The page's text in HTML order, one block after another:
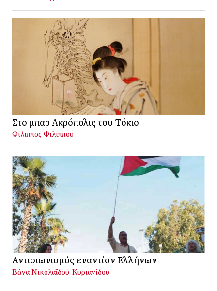
Στο μπαρ Ακρόπολις του Τόκιο
Φίλιππος Φιλίππου
Αντισιωνισμός εναντίον Ελλήνων
Βάνα Νικολαΐδου-Κυριανίδου